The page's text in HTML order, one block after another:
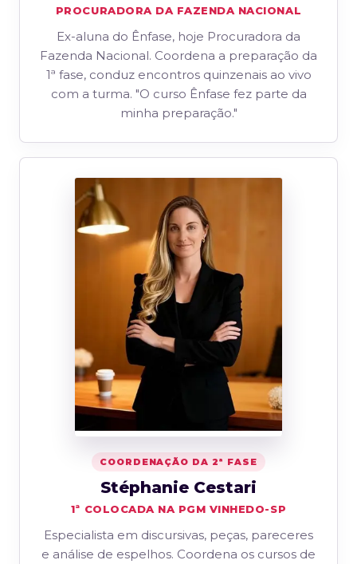
PROCURADORA DA FAZENDA NACIONAL
Ex-aluna do Ênfase, hoje Procuradora da
Fazenda Nacional. Coordena a preparação da
1ª fase, conduz encontros quinzenais ao vivo
com a turma. "O curso Ênfase fez parte da
minha preparação."
COORDENAÇÃO DA 2ª FASE
Stéphanie Cestari
1ª COLOCADA NA PGM VINHEDO-SP
Especialista em discursivas, peças, pareceres
e análise de espelhos. Coordena os cursos de